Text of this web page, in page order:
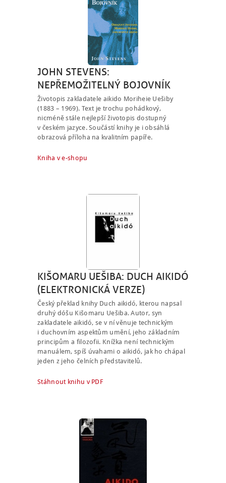
SEMINÁŘE
JOHN STEVENS:
NEPŘEMOŽITELNÝ BOJOVNÍK
Životopis zakladatele aikido Moriheie Uešiby
(1883 – 1969). Text je trochu pohádkový,
nicméně stále nejlepší životopis dostupný
v českém jazyce. Součástí knihy je i obsáhlá
obrazová příloha na kvalitním papíře.
Kniha v e-shopu
KIŠOMARU UEŠIBA: DUCH AIKIDÓ
(ELEKTRONICKÁ VERZE)
Český překlad knihy Duch aikidó, kterou napsal
druhý dóšu Kišomaru Uešiba. Autor, syn
zakladatele aikidó, se v ní věnuje technickým
i duchovním aspektům umění, jeho základním
principům a filozofii. Knížka není technickým
manuálem, spíš úvahami o aikidó, jak ho chápal
jeden z jeho čelních představitelů.
Stáhnout knihu v PDF